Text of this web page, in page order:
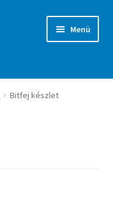
Menü
Bitfej készlet